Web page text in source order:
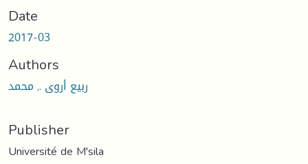
Date
2017-03
Authors
ربيع أروى ., محمد
Publisher
Université de M'sila